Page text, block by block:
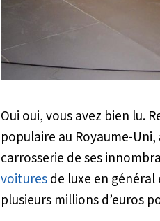
Oui oui, vous avez bien lu.
populaire au Royaume-
carrosserie de ses
voituresde luxe en
plusieurs millions d’euros